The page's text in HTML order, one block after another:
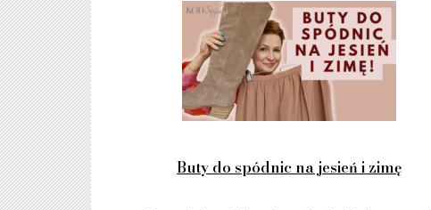
Buty do spódnic na jesień i zimę